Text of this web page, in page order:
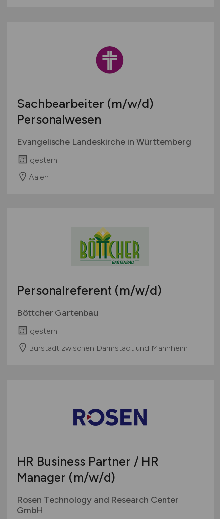
Sachbearbeiter (m/w/d)
Personalwesen
Evangelische Landeskirche in Württemberg
gestern
Aalen
Personalreferent (m/w/d)
Böttcher Gartenbau
gestern
Bürstadt zwischen Darmstadt und Mannheim
HR Business Partner / HR
Manager (m/w/d)
Rosen Technology and Research Center
GmbH